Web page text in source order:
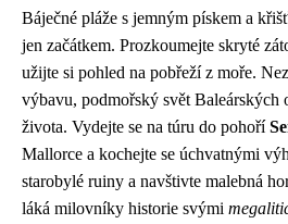
Báječné pláže s jemným pískem a
jen začátkem. Prozkoumejte skryté
užijte si pohled na pobřeží z moře.
výbavu, podmořský svět Baleárských
života. Vydejte se na túru do pohoří
Mallorce a kochejte se úchvatnými
starobylé ruiny a navštivte malebná
láká milovníky historie svými